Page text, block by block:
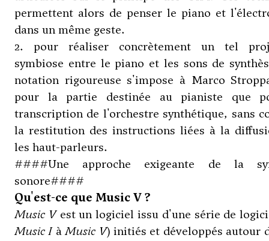
permettent alors de penser le piano et
dans un même geste.
2. pour réaliser concrètement un tel
symbiose entre le piano et les sons de
notation rigoureuse s'impose à Marco
pour la partie destinée au pianiste que
transcription de l'orchestre synthétique, sans
la restitution des instructions liées à la
les haut-parleurs.
####Une approche exigeante de la
sonore####
Qu'est-ce que Music V ?
Music Vest un logiciel issu d'une série de
Music IàMusic V) initiés et développés autour